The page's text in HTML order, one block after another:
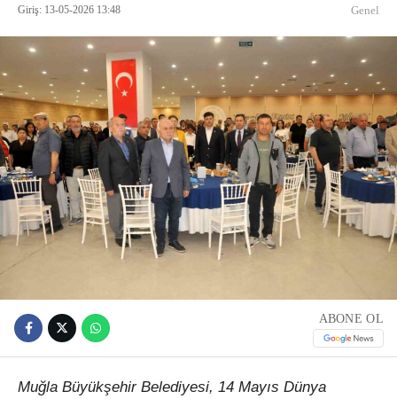
Giriş: 13-05-2026 13:48 Genel
ABONE OL
Muğla Büyükşehir Belediyesi, 14 Mayıs Dünya